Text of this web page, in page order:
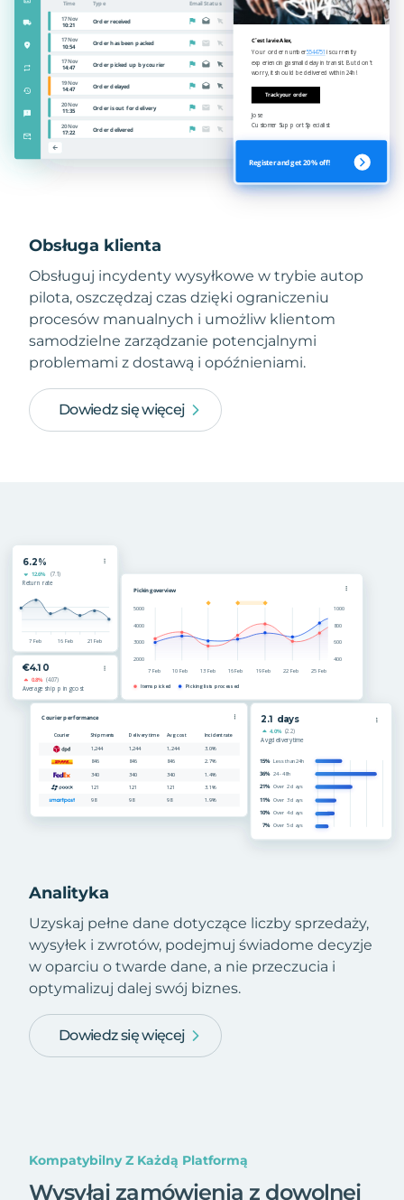
Obsługa klienta
Obsługuj incydenty wysyłkowe w trybie autop
pilota, oszczędzaj czas dzięki ograniczeniu
procesów manualnych i umożliw klientom
samodzielne zarządzanie potencjalnymi
problemami z dostawą i opóźnieniami.
Dowiedz się więcej
Analityka
Uzyskaj pełne dane dotyczące liczby sprzedaży,
wysyłek i zwrotów, podejmuj świadome decyzje
w oparciu o twarde dane, a nie przeczucia i
optymalizuj dalej swój biznes.
Dowiedz się więcej
Kompatybilny Z Każdą Platformą
Wysyłaj zamówienia z dowolnej